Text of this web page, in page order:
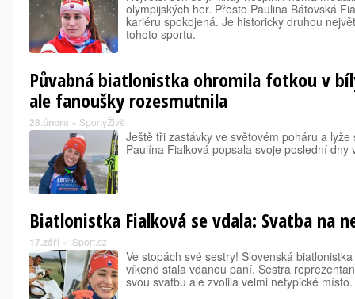
olympijských her. Přesto Paulina Bátovská
kariéru spokojená. Je historicky druhou
tohoto sportu.
Půvabná biatlonistka ohromila fotkou v
ale fanoušky rozesmutnila
28.února » SportyŽivě
Ještě tři zastávky ve světovém poháru a
Paulína Fialková popsala svoje poslední dny
Biatlonistka Fialková se vdala: Svatba na
17.září » iSport.cz
Ve stopách své sestry! Slovenská
víkend stala vdanou paní. Sestra
svou svatbu ale zvolila velmi netypické místo.